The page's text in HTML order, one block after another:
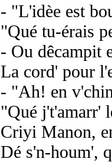
- "L'idèe est
"Qué tu-érais
- Ou dêcampit
La cord' pour
- "Ah! en
"Qué j't'amarr'
Criyi Manon,
Dé s'n-houm',